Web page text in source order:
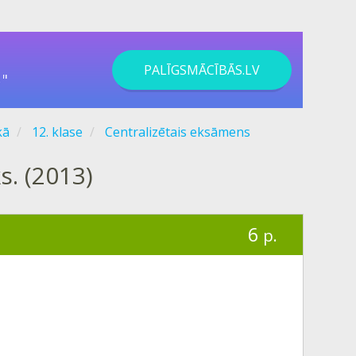
PALĪGSMĀCĪBĀS.LV
12. klase
Centralizētais eksāmens
(2013)
6 p.